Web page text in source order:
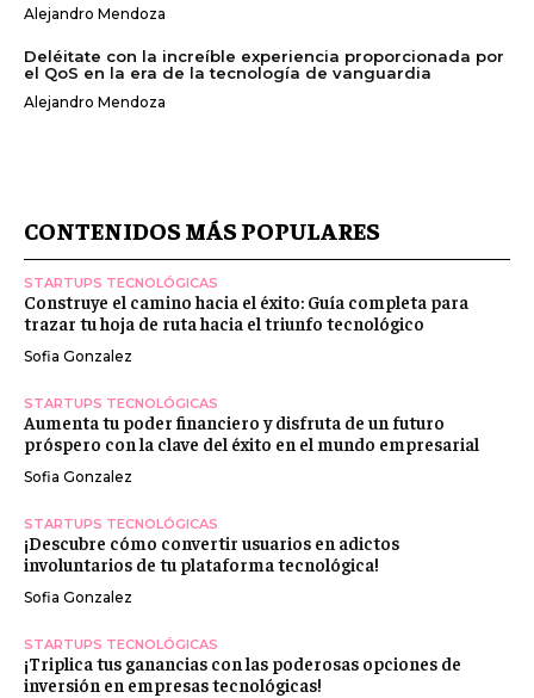
Alejandro Mendoza
Deléitate con la increíble experiencia proporcionada por
el QoS en la era de la tecnología de vanguardia
Alejandro Mendoza
CONTENIDOS MÁS POPULARES
STARTUPS TECNOLÓGICAS
Construye el camino hacia el éxito: Guía completa para
trazar tu hoja de ruta hacia el triunfo tecnológico
Sofia Gonzalez
STARTUPS TECNOLÓGICAS
Aumenta tu poder financiero y disfruta de un futuro
próspero con la clave del éxito en el mundo empresarial
Sofia Gonzalez
STARTUPS TECNOLÓGICAS
¡Descubre cómo convertir usuarios en adictos
involuntarios de tu plataforma tecnológica!
Sofia Gonzalez
STARTUPS TECNOLÓGICAS
¡Triplica tus ganancias con las poderosas opciones de
inversión en empresas tecnológicas!